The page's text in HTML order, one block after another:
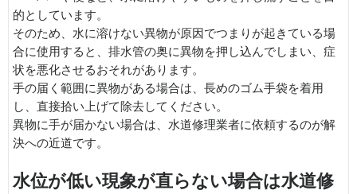
的としています。
そのため、水に溶けない異物が原因でつまりが起きている場
合に使用すると、排水管の奥に異物を押し込んでしまい、症
状を悪化させるおそれがあります。
手の届く範囲に異物がある場合は、長めのゴム手袋を着用
し、直接拾い上げて除去してください。
異物に手が届かない場合は、水道修理業者に依頼するのが解
決への近道です。
水位が低い現象が直らない場合は水道修